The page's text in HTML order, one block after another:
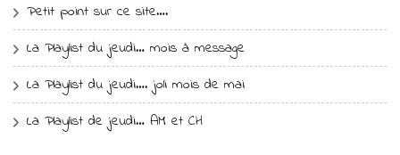
Petit point sur ce site….
La Playlist du jeudi… mois à message
La Playlist du jeudi…. joli mois de mai
La Playlist de jeudi… AM et CH